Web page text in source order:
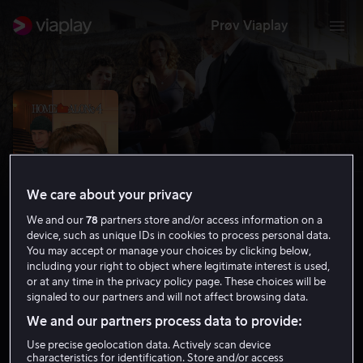
Prøv Viaplay
Alene hjemme 4
2.6 Komedie Krim 2002 1 t 20 min
6 år
We care about your privacy
We and our78 partners store and/or access information on a
device, such as unique IDs in cookies to process personal data.
You may accept or manage your choices by clicking below,
including your right to object where legitimate interest is used,
or at any time in the privacy policy page. These choices will be
signaled to our partners and will not affect browsing data.
We and our partners process data to provide:
Use precise geolocation data. Actively scan device
characteristics for identification. Store and/or access